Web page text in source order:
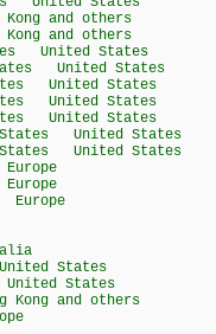
and others
and others
United States
United States
United States
United States
United States
United States
United States
States
States
and others